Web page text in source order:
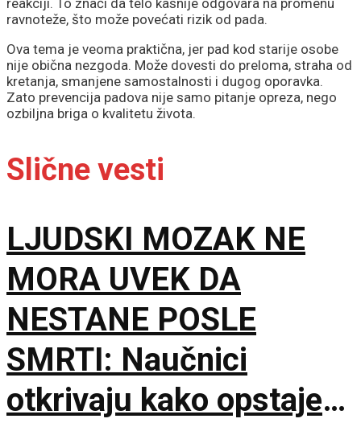
ravnoteže, što može povećati rizik od pada.
Ova tema je veoma praktična, jer pad kod starije osobe
nije obična nezgoda. Može dovesti do preloma, straha od
kretanja, smanjene samostalnosti i dugog oporavka.
Zato prevencija padova nije samo pitanje opreza, nego
ozbiljna briga o kvalitetu života.
Slične vesti
LJUDSKI MOZAK NE
MORA UVEK DA
NESTANE POSLE
SMRTI: Naučnici
otkrivaju kako opstaje